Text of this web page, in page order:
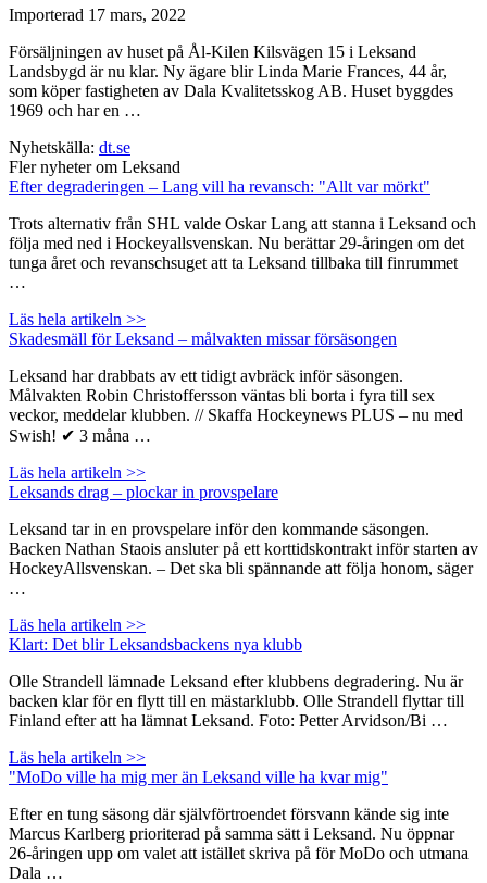
Importerad 17 mars, 2022
Försäljningen av huset på Ål-Kilen Kilsvägen 15 i Leksand
Landsbygd är nu klar. Ny ägare blir Linda Marie Frances, 44 år,
som köper fastigheten av Dala Kvalitetsskog AB. Huset byggdes
1969 och har en …
Nyhetskälla: dt.se
Fler nyheter om Leksand
Efter degraderingen – Lang vill ha revansch: "Allt var mörkt"
Trots alternativ från SHL valde Oskar Lang att stanna i Leksand och
följa med ned i Hockeyallsvenskan. Nu berättar 29-åringen om det
tunga året och revanschsuget att ta Leksand tillbaka till finrummet
…
Läs hela artikeln >>
Skadesmäll för Leksand – målvakten missar försäsongen
Leksand har drabbats av ett tidigt avbräck inför säsongen.
Målvakten Robin Christoffersson väntas bli borta i fyra till sex
veckor, meddelar klubben. // Skaffa Hockeynews PLUS – nu med
Swish! ✔ 3 måna …
Läs hela artikeln >>
Leksands drag – plockar in provspelare
Leksand tar in en provspelare inför den kommande säsongen.
Backen Nathan Staois ansluter på ett korttidskontrakt inför starten av
HockeyAllsvenskan. – Det ska bli spännande att följa honom, säger
…
Läs hela artikeln >>
Klart: Det blir Leksandsbackens nya klubb
Olle Strandell lämnade Leksand efter klubbens degradering. Nu är
backen klar för en flytt till en mästarklubb. Olle Strandell flyttar till
Finland efter att ha lämnat Leksand. Foto: Petter Arvidson/Bi …
Läs hela artikeln >>
"MoDo ville ha mig mer än Leksand ville ha kvar mig"
Efter en tung säsong där självförtroendet försvann kände sig inte
Marcus Karlberg prioriterad på samma sätt i Leksand. Nu öppnar
26-åringen upp om valet att istället skriva på för MoDo och utmana
Dala …